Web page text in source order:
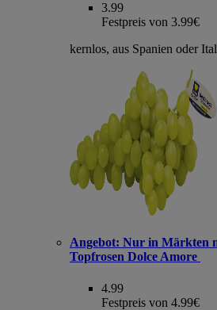
3.99
Festpreis von 3.99€
kernlos, aus Spanien oder
Angebot: Nur in Märkten
Topfrosen Dolce Amore
4.99
Festpreis von 4.99€